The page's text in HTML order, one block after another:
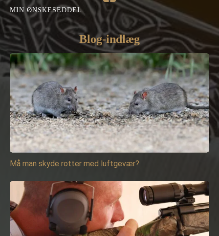
MIN ØNSKESEDDEL
Blog-indlæg
Må man skyde rotter med luftgevær?